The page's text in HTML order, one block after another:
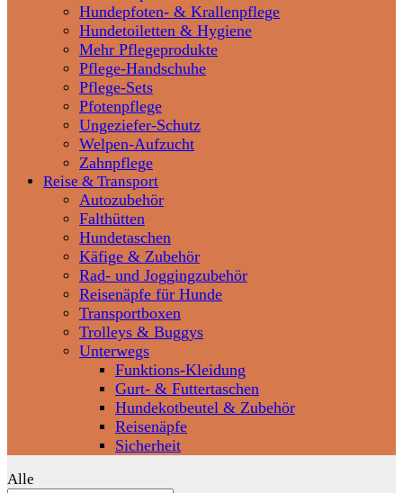
Hundepfoten- & Krallenpflege
Hundetoiletten & Hygiene
Mehr Pflegeprodukte
Pflege-Handschuhe
Pflege-Sets
Pfotenpflege
Ungeziefer-Schutz
Welpen-Aufzucht
Zahnpflege
Reise & Transport
Autozubehör
Falthütten
Hundetaschen
Käfige & Zubehör
Rad- und Joggingzubehör
Reisenäpfe für Hunde
Transportboxen
Trolleys & Buggys
Unterwegs
Funktions-Kleidung
Gurt- & Futtertaschen
Hundekotbeutel & Zubehör
Reisenäpfe
Sicherheit
Alle